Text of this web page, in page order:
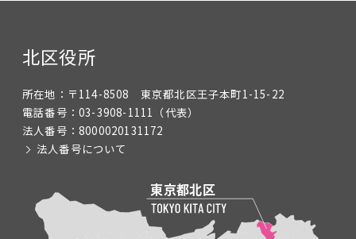
北区役所
所在地： 〒114-8508 東京都北区王子本町1-15-22
電話番号： 03-3908-1111 （代表）
法人番号： 8000020131172
法人番号について